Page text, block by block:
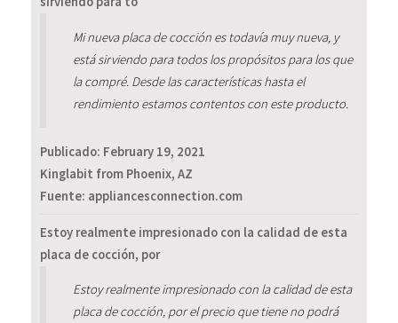
Mi nueva placa de cocción es todavía muy nueva, y
está sirviendo para todos los propósitos para los que
la compré. Desde las características hasta el
rendimiento estamos contentos con este producto.
Publicado: February 19, 2021
Kinglabit from Phoenix, AZ
Fuente: appliancesconnection.com
Estoy realmente impresionado con la calidad de esta
placa de cocción, por
Estoy realmente impresionado con la calidad de esta
placa de cocción, por el precio que tiene no podrá